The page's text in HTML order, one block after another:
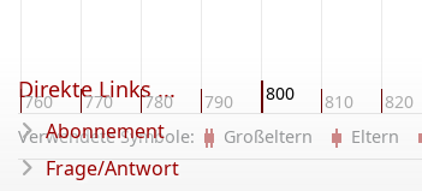
760 770 780 790 800 810 820
Verwendete Symbole: Großeltern Eltern
Direkte Links ...
Abonnement
Frage/Antwort